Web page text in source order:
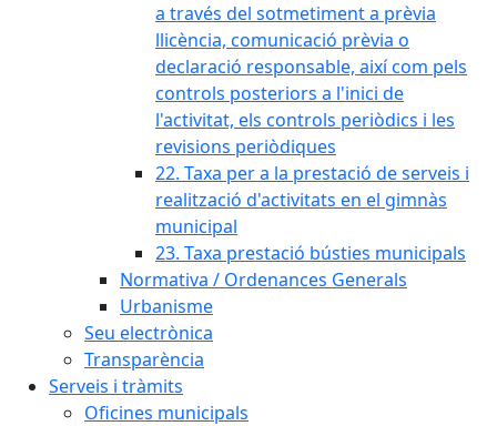
a través del sotmetiment a prèvia
llicència, comunicació prèvia o
declaració responsable, així com pels
controls posteriors a l'inici de
l'activitat, els controls periòdics i les
revisions periòdiques
22. Taxa per a la prestació de serveis i
realització d'activitats en el gimnàs
municipal
23. Taxa prestació bústies municipals
Normativa / Ordenances Generals
Urbanisme
Seu electrònica
Transparència
Serveis i tràmits
Oficines municipals